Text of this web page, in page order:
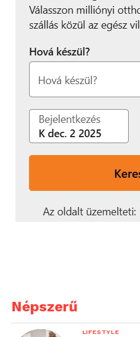
Népszerű
LIFESTYLE